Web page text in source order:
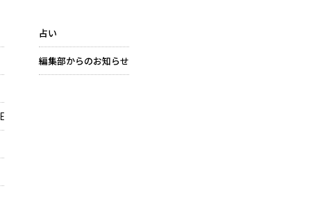
占い
編集部からのお知らせ